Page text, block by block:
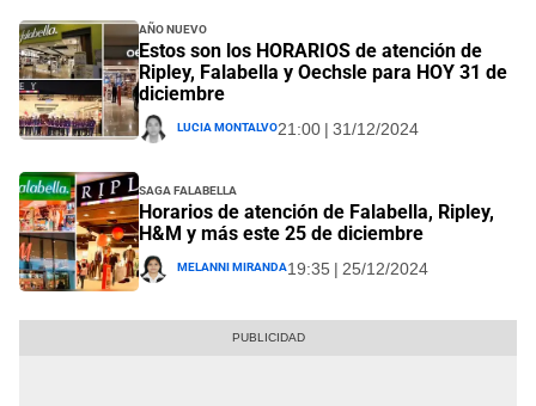
Año Nuevo
Estos son los HORARIOS de atención de
Ripley, Falabella y Oechsle para HOY 31 de
diciembre
Lucia Montalvo21:00 | 31/12/2024
Saga Falabella
Horarios de atención de Falabella, Ripley,
H&M y más este 25 de diciembre
Melanni Miranda19:35 | 25/12/2024